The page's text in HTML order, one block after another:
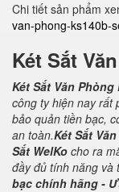
Chi tiết sản phẩm
van-phong-ks140b-
Két Sắt
Két Sắt Văn Phòng
công ty hiện nay rất
bảo quản tiền bạc,
an toàn.Két Sắt
Sắt WelKo cho ra
đầy đủ tính năng và
bạc chính hãng -